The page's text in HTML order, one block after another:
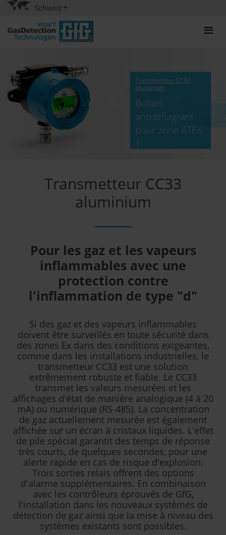
Schweiz
Transmetteur CC33
aluminium
Boîtier
antidéflagrant
pour zone ATEX
1
Transmetteur CC33
aluminium
Pour les gaz et les vapeurs
inflammables avec une
protection contre
l'inflammation de type "d"
Si des gaz et des vapeurs inflammables
doivent être surveillés en toute sécurité dans
des zones Ex dans des conditions exigeantes,
comme dans les installations industrielles, le
transmetteur CC33 est une solution
extrêmement robuste et fiable. Le CC33
transmet les valeurs mesurées et les
affichages d'état de manière analogique (4 à 20
mA) ou numérique (RS-485). La concentration
de gaz actuellement mesurée est également
affichée sur un écran à cristaux liquides. L'effet
de pile spécial garantit des temps de réponse
très courts, de quelques secondes, pour une
alerte rapide en cas de risque d'explosion.
Trois sorties relais offrent des options
d'alarme supplémentaires. En combinaison
avec les contrôleurs éprouvés de GfG,
l'installation dans les nouveaux systèmes de
détection de gaz ainsi que la mise à niveau des
systèmes existants sont possibles.